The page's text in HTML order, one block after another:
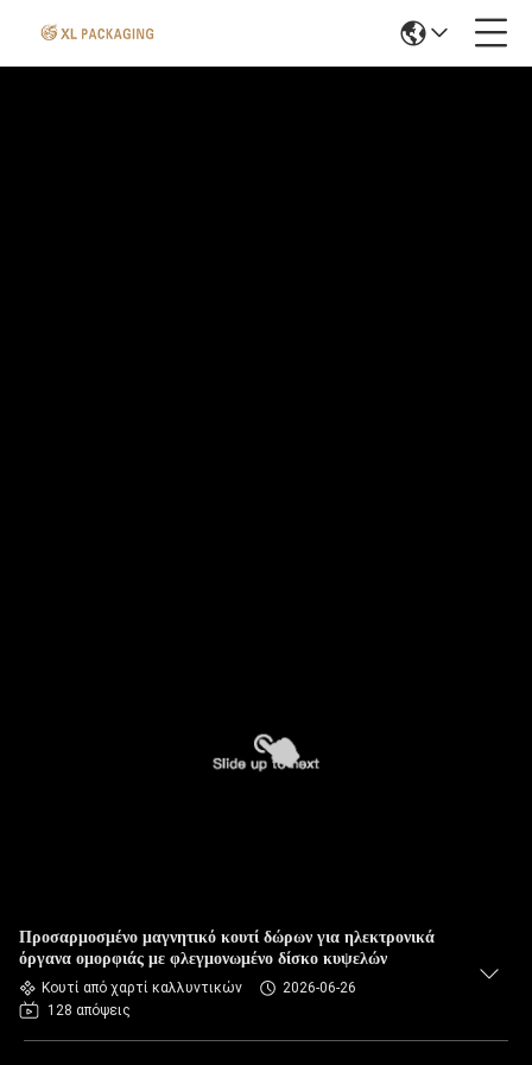
Προσαρμοσμένο μαγνητικό κουτί δώρων για ηλεκτρονικά
όργανα ομορφιάς με φλεγμονωμένο δίσκο κυψελών
Κουτί από χαρτί καλλυντικών
2026-06-26
128 απόψεις